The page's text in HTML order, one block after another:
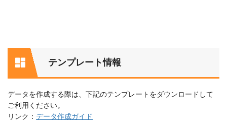
テンプレート情報
データを作成する際は、下記のテンプレートをダウンロードして
ご利用ください。
リンク： データ作成ガイド